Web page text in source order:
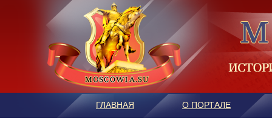
ГЛАВНАЯ О ПОРТАЛЕ